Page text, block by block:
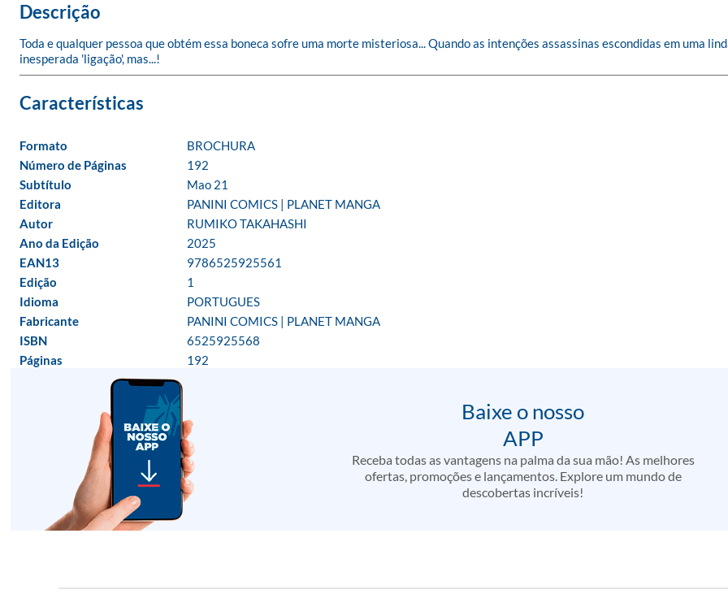
Descrição
Toda e qualquer pessoa que obtém essa boneca sofre uma morte misteriosa... Quando as intenções assassinas escondidas em uma
inesperada 'ligação', mas...!
Formato
BROCHURA
Número de Páginas
192
Subtítulo
Mao 21
Editora
PANINI COMICS | PLANET MANGA
Autor
RUMIKO TAKAHASHI
Ano da Edição
2025
EAN13
9786525925561
Edição
1
Idioma
PORTUGUES
Fabricante
PANINI COMICS | PLANET MANGA
ISBN
6525925568
Páginas
192
Baixe o nosso
APP
Receba todas as vantagens na palma da sua mão! As melhores
ofertas, promoções e lançamentos. Explore um mundo de
descobertas incríveis!